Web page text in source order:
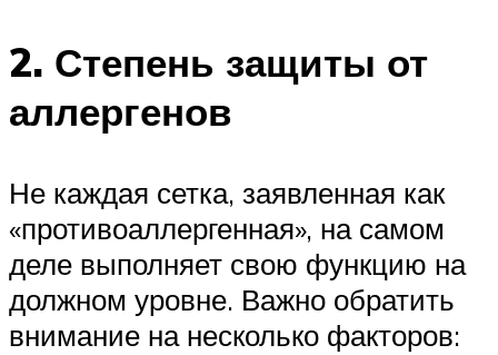
2. Степень защиты от
аллергенов
Не каждая сетка, заявленная как
«противоаллергенная», на самом
деле выполняет свою функцию на
должном уровне. Важно обратить
внимание на несколько факторов: